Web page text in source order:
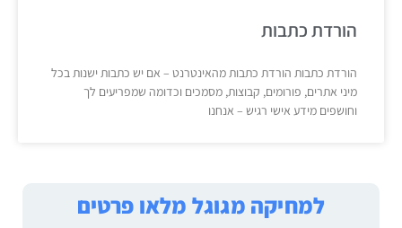
למחיקה מגוגל מלאו פרטים
הורדת כתבות
הורדת כתבות הורדת כתבות מהאינטרנט – אם יש כתבות ישנות בכל
מיני אתרים, פורומים, קבוצות, מסמכים וכדומה שמפריעים לך
וחושפים מידע אישי רגיש – אנחנו